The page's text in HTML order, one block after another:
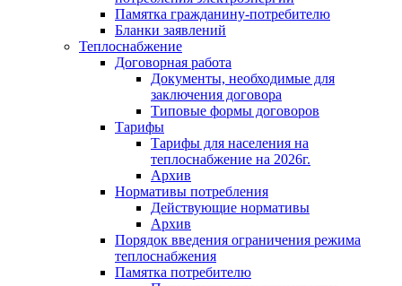
Памятка гражданину-потребителю
Бланки заявлений
Теплоснабжение
Договорная работа
Документы, необходимые для
заключения договора
Типовые формы договоров
Тарифы
Тарифы для населения на
теплоснабжение на 2026г.
Архив
Нормативы потребления
Действующие нормативы
Архив
Порядок введения ограничения режима
теплоснабжения
Памятка потребителю